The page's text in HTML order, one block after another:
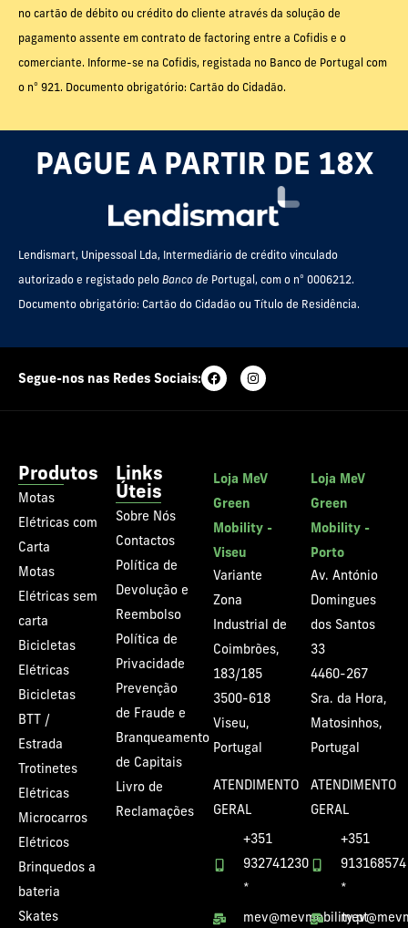
no cartão de débito ou crédito do cliente através da solução de
pagamento assente em contrato de factoring entre a Cofidis e o
comerciante. Informe-se na Cofidis, registada no Banco de Portugal com
o nº 921. Documento obrigatório: Cartão do Cidadão.
PAGUE A PARTIR DE 18X
Lendismart, Unipessoal Lda, Intermediário de crédito vinculado
autorizado e registado pelo Banco de Portugal, com o nº 0006212.
Documento obrigatório: Cartão do Cidadão ou Título de Residência.
Segue-nos nas Redes Sociais:
Produtos
Motas
Elétricas com
Carta
Motas
Elétricas sem
carta
Bicicletas
Elétricas
Bicicletas
BTT /
Estrada
Trotinetes
Elétricas
Microcarros
Elétricos
Brinquedos a
bateria
Skates
Links
Úteis
Sobre Nós
Contactos
Política de
Devolução e
Reembolso
Política de
Privacidade
Prevenção
de Fraude e
Branqueamento
de Capitais
Livro de
Reclamações
Loja MeV
Green
Mobility -
Viseu
Variante
Zona
Industrial de
Coimbrões,
183/185
3500-618
Viseu,
Portugal
ATENDIMENTO
GERAL
+351
932741230
*
mev@mevmobility.pt
Loja MeV
Green
Mobility -
Porto
Av. António
Domingues
dos Santos
33
4460-267
Sra. da Hora,
Matosinhos,
Portugal
ATENDIMENTO
GERAL
+351
913168574
*